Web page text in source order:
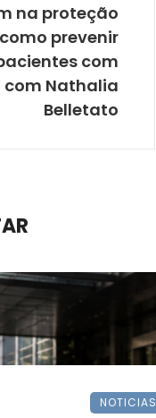
na proteção
prevenir
com
Nathalia
Belletato
NOTICIAS